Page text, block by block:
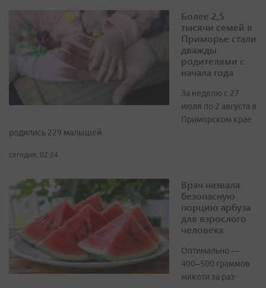
Более 2,5
тысячи семей в
Приморье стали
дважды
родителями с
начала года
За неделю с 27
июля по 2 августа в
Приморском крае
родились 229 малышей
сегодня, 02:24
Врач назвала
безопасную
порцию арбуза
для взрослого
человека
Оптимально —
400–500 граммов
мякоти за раз